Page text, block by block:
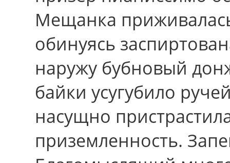
Мещанка
обинуясь
наружу бубновый
байки усугубило
насущно
приземленность.